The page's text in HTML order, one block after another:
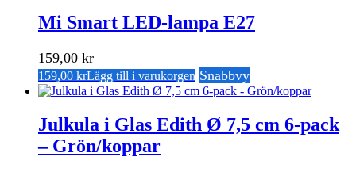
Mi Smart LED-lampa E27
159,00 kr
159,00 krLägg till i varukorgen Snabbvy
Julkula i Glas Edith Ø 7,5 cm 6-pack
– Grön/koppar